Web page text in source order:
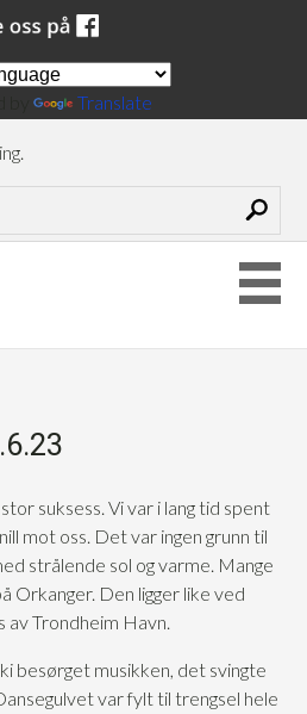
suksess. Vi var i lang tid spent
mot oss. Det var ingen grunn til
strålende sol og varme. Mange
Orkanger. Den ligger like ved
av Trondheim Havn.
besørget musikken, det svingte
var fylt til trengsel hele
Translate